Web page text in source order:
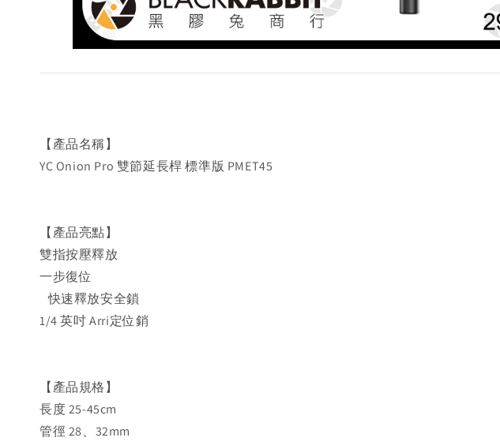
【產品名稱】
YC Onion Pro 雙節延長桿 標準版 PMET45
【產品亮點】
雙指按壓釋放
一步復位
快速釋放安全鎖
1/4 英吋 Arri定位銷
【產品規格】
長度 25-45cm
管徑 28、32mm